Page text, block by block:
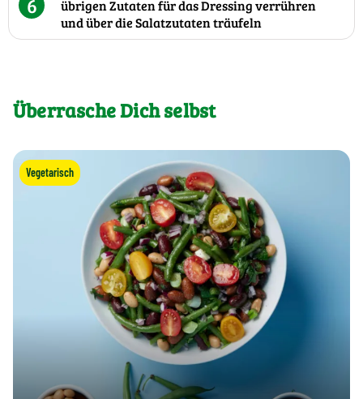
6
übrigen Zutaten für das Dressing verrühren
und über die Salatzutaten träufeln
Überrasche Dich selbst
Vegetarisch